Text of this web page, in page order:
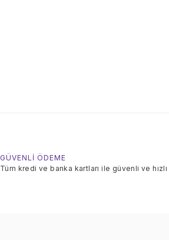
GÜVENLİ ÖDEME
Tüm kredi ve banka kartları ile güvenli ve